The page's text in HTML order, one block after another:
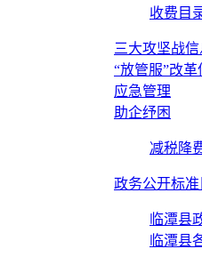
收费目
三大攻坚战信
“放管服”改革
应急管理
助企纾困
减税降
政务公开标准
临潭县
临潭县